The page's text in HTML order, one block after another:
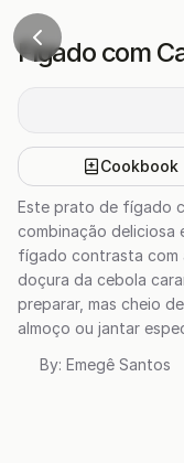
Fígado com
Cookbook
Este prato de fígado
combinação
fígado contrasta com
doçura da cebola
preparar, mas cheio
almoço ou jantar
By: Emegê Santos